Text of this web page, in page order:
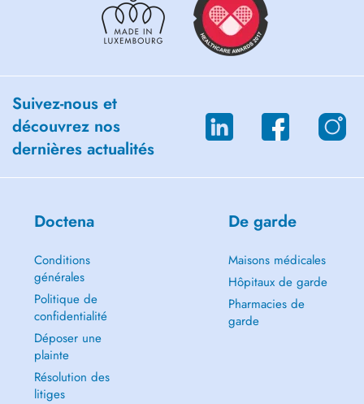
Suivez-nous et
découvrez nos
dernières actualités
Doctena
Conditions
générales
Politique de
confidentialité
Déposer une
plainte
Résolution des
litiges
De garde
Maisons médicales
Hôpitaux de garde
Pharmacies de
garde